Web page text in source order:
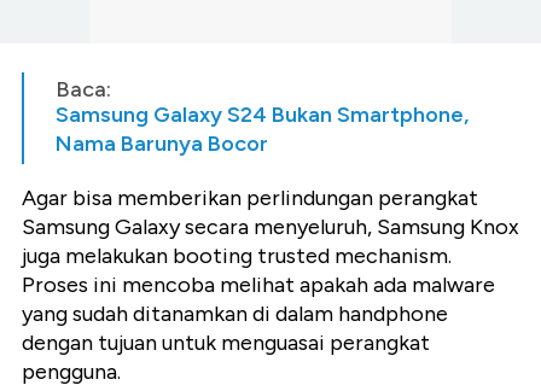
Baca:
Samsung Galaxy S24 Bukan Smartphone,
Nama Barunya Bocor
Agar bisa memberikan perlindungan perangkat
Samsung Galaxy secara menyeluruh, Samsung Knox
juga melakukan booting trusted mechanism.
Proses ini mencoba melihat apakah ada malware
yang sudah ditanamkan di dalam handphone
dengan tujuan untuk menguasai perangkat
pengguna.